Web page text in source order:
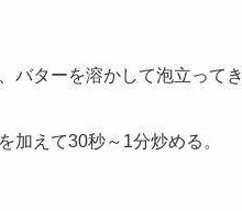
ターを溶かして泡立って
加えて30秒～1分炒める。